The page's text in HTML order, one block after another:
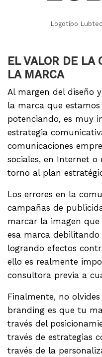
Logotipo
EL VALOR DE LA
LA MARCA
Al margen del diseño
la marca que
potenciando, es muy
estrategia
comunicaciones
sociales, en Internet o
torno al plan
Los errores en la
campañas de
marcar la imagen
esa marca
logrando efectos
ello es realmente
consultora previa a
Finalmente, no
branding es que tu
través del
través de estrategias
través de la